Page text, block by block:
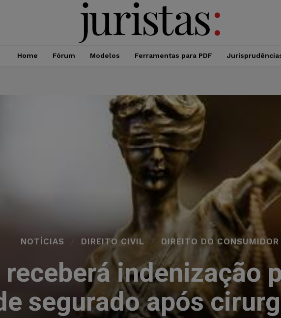
Home Fórum Modelos Ferramentas para PDF
NOTÍCIAS DIREITO CIVIL DIREITO DO CONSUMIDOR
receberá indenização
segurado após